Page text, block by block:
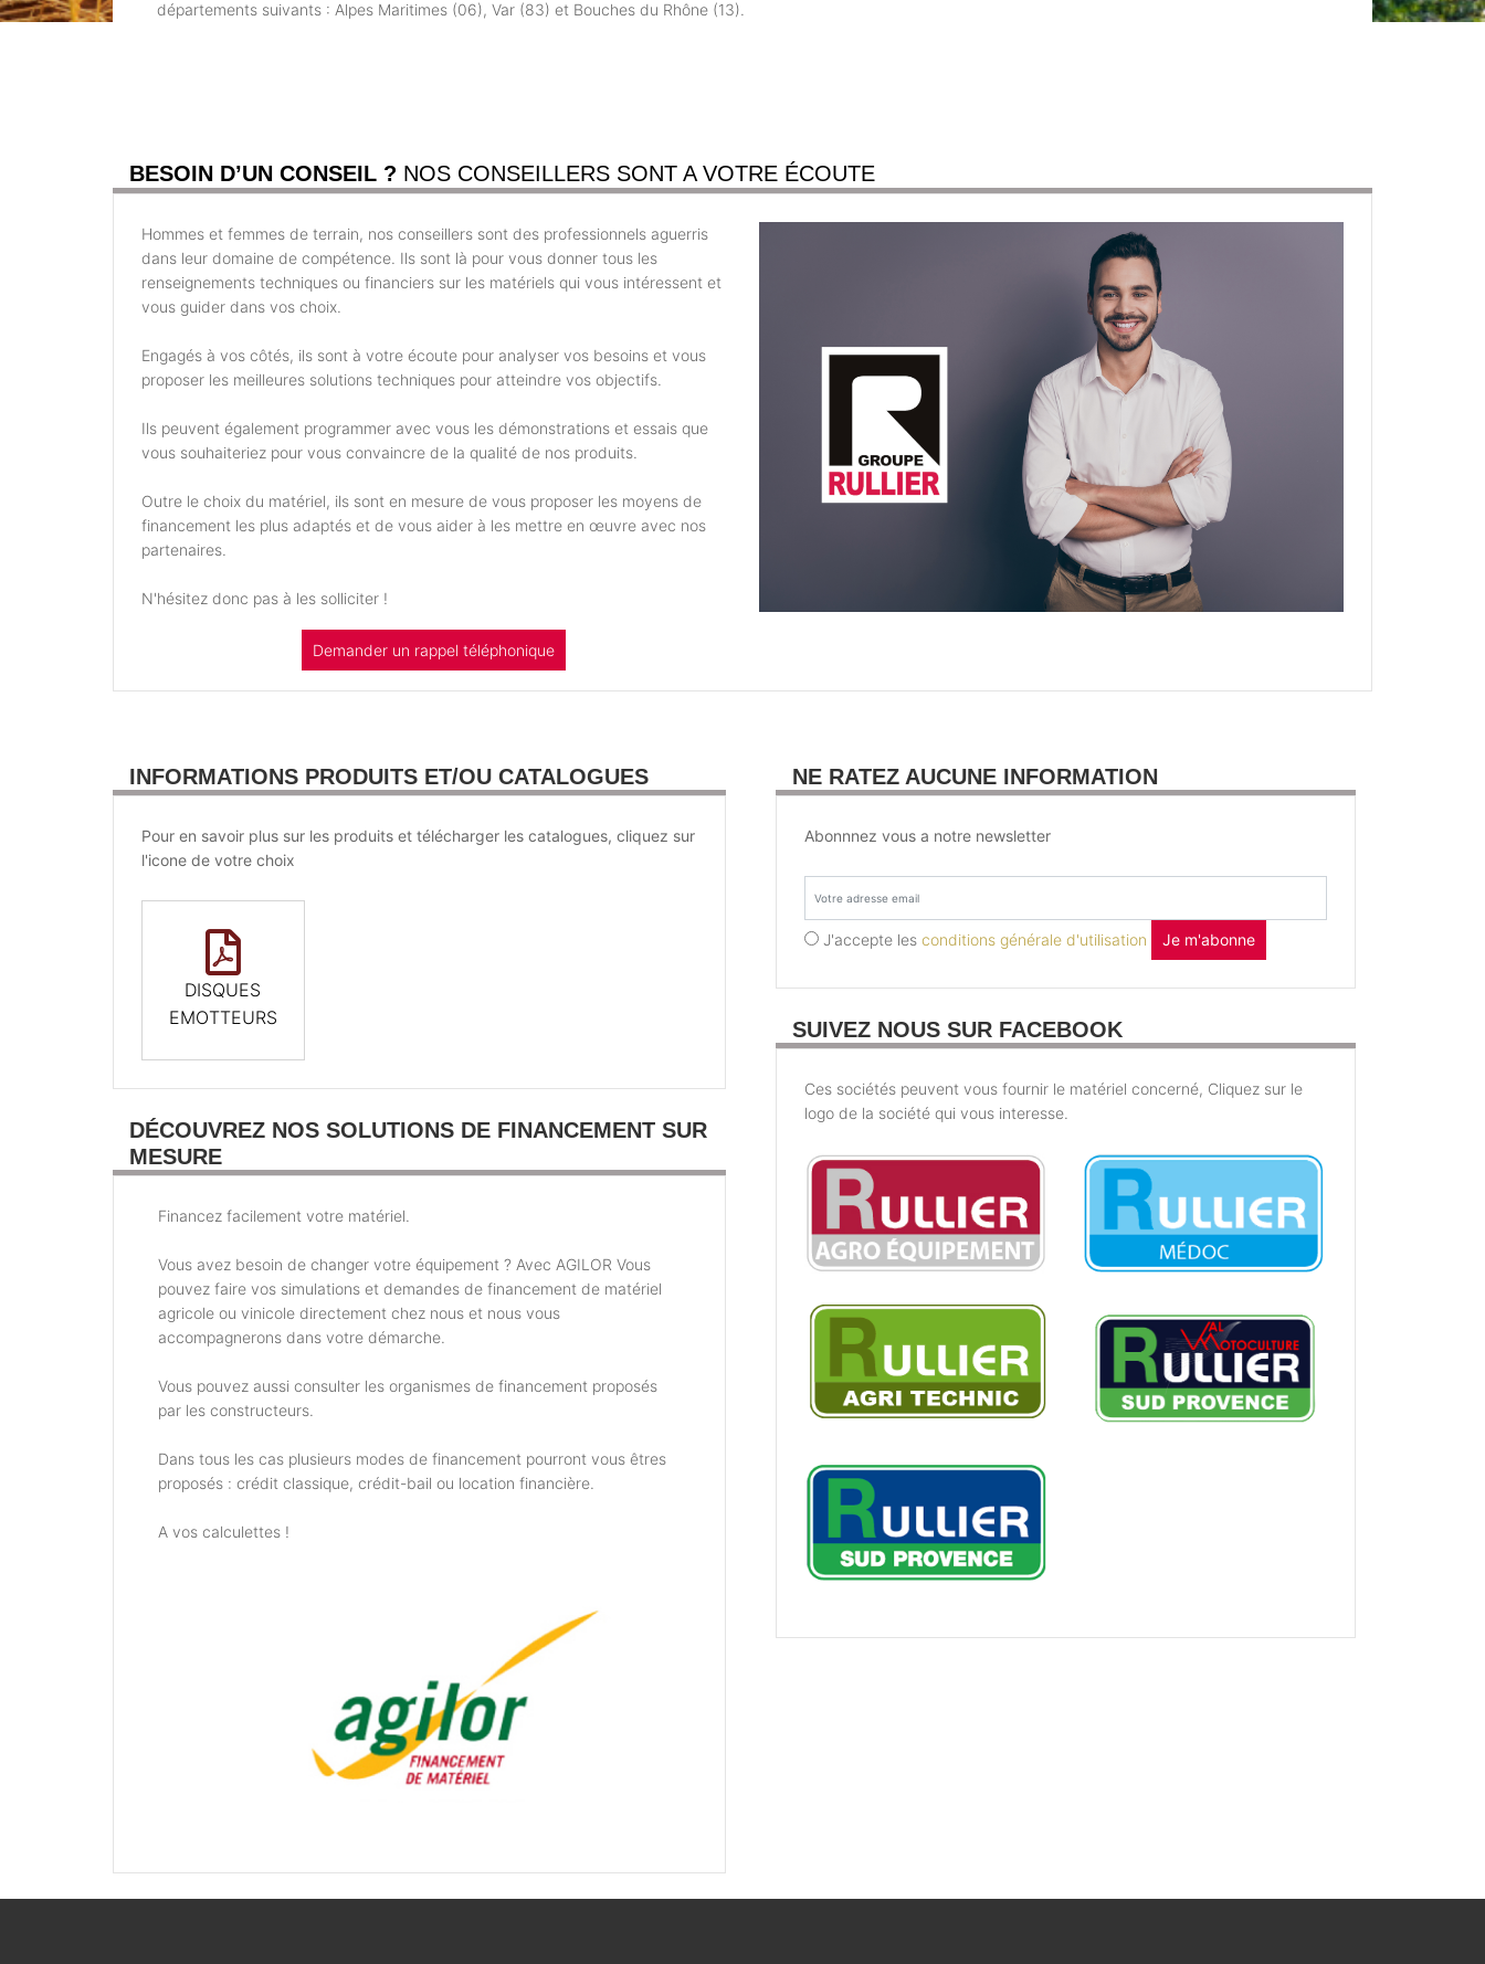
départements suivants : Alpes Maritimes (06), Var (83) et Bouches du Rhône (13).
BESOIN D’UN CONSEIL ? NOS CONSEILLERS SONT A VOTRE ÉCOUTE
Hommes et femmes de terrain, nos conseillers sont des professionnels aguerris
dans leur domaine de compétence. Ils sont là pour vous donner tous les
renseignements techniques ou financiers sur les matériels qui vous intéressent et
vous guider dans vos choix.
Engagés à vos côtés, ils sont à votre écoute pour analyser vos besoins et vous
proposer les meilleures solutions techniques pour atteindre vos objectifs.
Ils peuvent également programmer avec vous les démonstrations et essais que
vous souhaiteriez pour vous convaincre de la qualité de nos produits.
Outre le choix du matériel, ils sont en mesure de vous proposer les moyens de
financement les plus adaptés et de vous aider à les mettre en œuvre avec nos
partenaires.
N'hésitez donc pas à les solliciter !
Demander un rappel téléphonique
INFORMATIONS PRODUITS ET/OU CATALOGUES
Pour en savoir plus sur les produits et télécharger les catalogues, cliquez sur
l'icone de votre choix
DISQUES
EMOTTEURS
DÉCOUVREZ NOS SOLUTIONS DE FINANCEMENT SUR
MESURE
Financez facilement votre matériel.
Vous avez besoin de changer votre équipement ? Avec AGILOR Vous
pouvez faire vos simulations et demandes de financement de matériel
agricole ou vinicole directement chez nous et nous vous
accompagnerons dans votre démarche.
Vous pouvez aussi consulter les organismes de financement proposés
par les constructeurs.
Dans tous les cas plusieurs modes de financement pourront vous êtres
proposés : crédit classique, crédit-bail ou location financière.
A vos calculettes !
NE RATEZ AUCUNE INFORMATION
Abonnnez vous a notre newsletter
J'accepte les conditions générale d'utilisation Je m'abonne
SUIVEZ NOUS SUR FACEBOOK
Ces sociétés peuvent vous fournir le matériel concerné, Cliquez sur le
logo de la société qui vous interesse.